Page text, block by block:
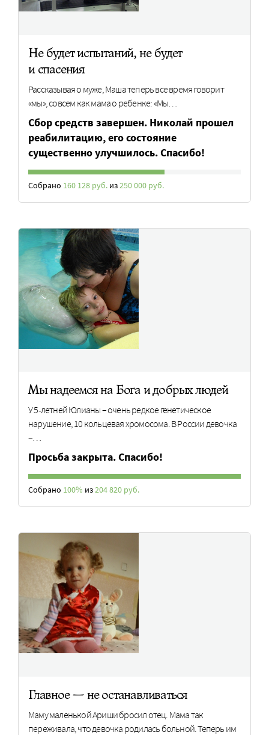
Не будет испытаний, не будет
и спасения
Рассказывая о муже, Маша теперь все время говорит
«мы», совсем как мама о ребенке: «Мы…
Cбор средств завершен. Николай прошел
реабилитацию, его состояние
существенно улучшилось. Спасибо!
Собрано 160 128 руб. из250 000 руб.
Мы надеемся на Бога и добрых людей
У 5-летней Юлианы – очень редкое генетическое
нарушение, 10 кольцевая хромосома. В России девочка
–…
Просьба закрыта. Спасибо!
Собрано 100% из204 820 руб.
Главное — не останавливаться
Маму маленькой Ариши бросил отец. Мама так
переживала, что девочка родилась больной. Теперь им